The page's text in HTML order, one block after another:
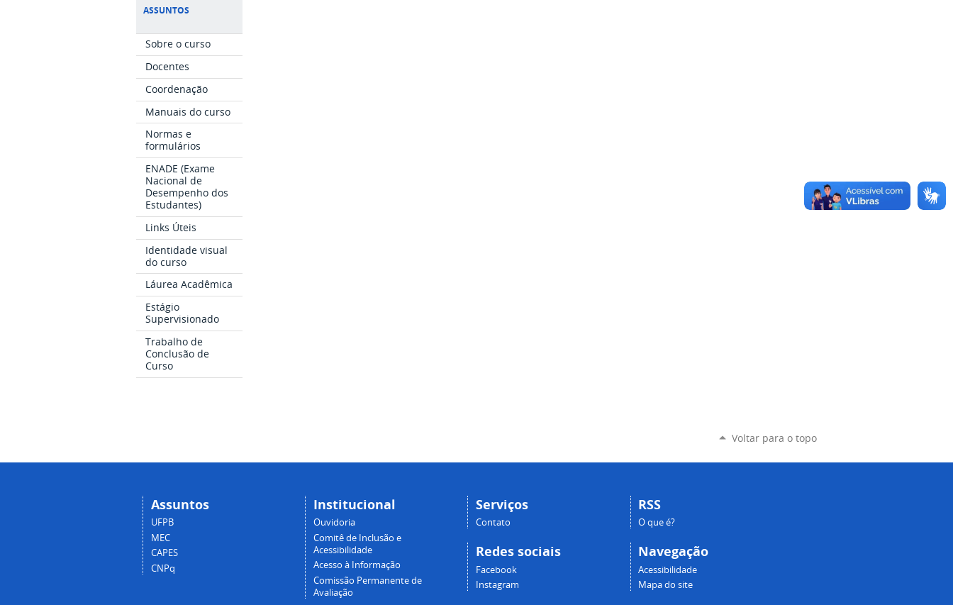
ASSUNTOS
Sobre o curso
Docentes
Coordenação
Manuais do curso
Normas e
formulários
ENADE (Exame
Nacional de
Desempenho dos
Estudantes)
Links Úteis
Identidade visual
do curso
Láurea Acadêmica
Estágio
Supervisionado
Trabalho de
Conclusão de
Curso
Voltar para o topo
Assuntos
UFPB
MEC
CAPES
CNPq
Institucional
Ouvidoria
Comitê de Inclusão e
Acessibilidade
Acesso à Informação
Comissão Permanente de
Avaliação
Serviços
Contato
Redes sociais
Facebook
Instagram
RSS
O que é?
Navegação
Acessibilidade
Mapa do site